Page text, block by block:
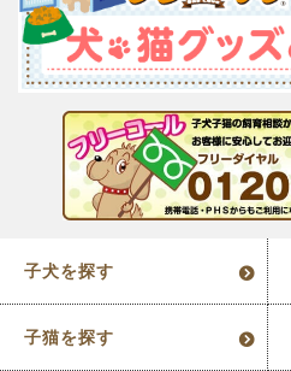
子犬を探す
子猫を探す